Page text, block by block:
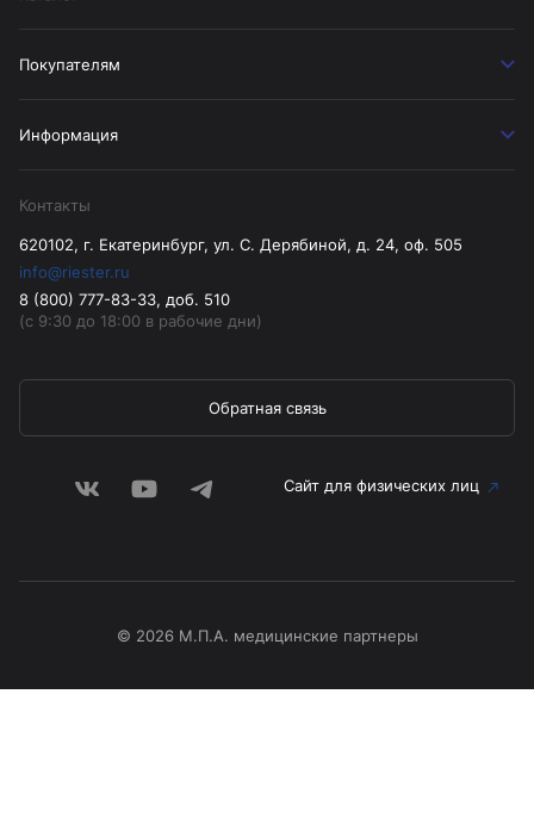
Покупателям
Информация
Контакты
620102, г. Екатеринбург, ул. С. Дерябиной, д. 24, оф. 505
info@riester.ru
8 (800) 777-83-33, доб. 510
(с 9:30 до 18:00 в рабочие дни)
Обратная связь
Сайт для физических лиц
© 2026 М.П.А. медицинские партнеры